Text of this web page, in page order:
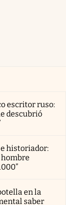
escritor ruso:
descubrió
historiador:
en la
saber